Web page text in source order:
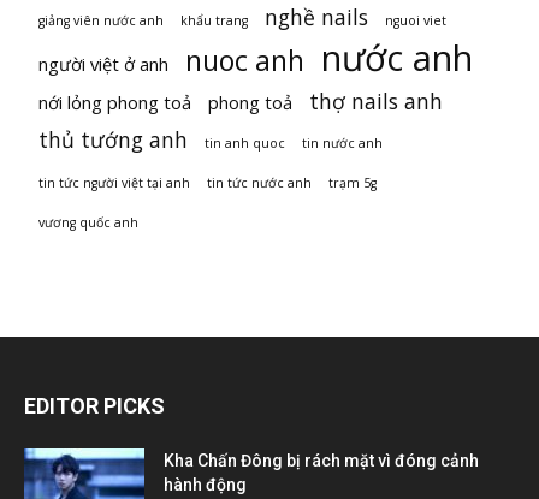
giảng viên nước anh khẩu trang nghề nails nguoi viet
người việt ở anh nuoc anh nước anh
nới lỏng phong toả phong toả
thợ nails anh
thủ tướng anh
tin anh quoc tin nước anh
tin tức người việt tại anh tin tức nước anh trạm 5g
vương quốc anh
EDITOR PICKS
Kha Chấn Đông bị rách mặt vì đóng cảnh
hành động